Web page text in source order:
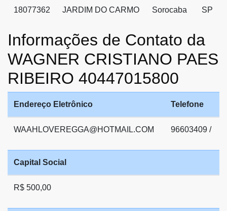
18077362 JARDIM DO CARMO Sorocaba SP
Informações de Contato da
WAGNER CRISTIANO PAES
RIBEIRO 40447015800
Endereço Eletrônico Telefone
WAAHLOVEREGGA@HOTMAIL.COM 96603409 /
Capital Social
R$ 500,00